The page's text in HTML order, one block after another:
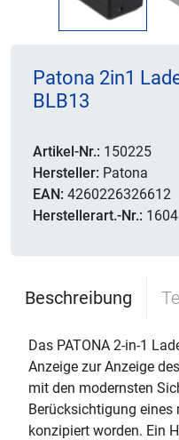
Patona 2in1
BLB13
Artikel-Nr.: 150225
Hersteller: Patona
EAN: 4260226326612
Herstellerart.-Nr.: 1604
Beschreibung
Das PATONA 2-in-1
Anzeige zur Anzeige
mit den modernsten
Berücksichtigung
konzipiert worden. Ein